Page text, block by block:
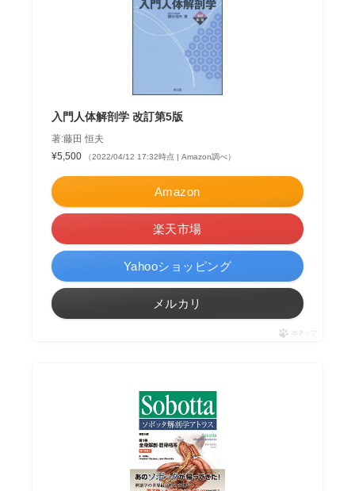
入門人体解剖学 改訂第5版
著:藤田 恒夫
¥5,500
（2022/04/12 17:32時点 | Amazon調べ）
Amazon
楽天市場
Yahooショッピング
メルカリ
ポチップ